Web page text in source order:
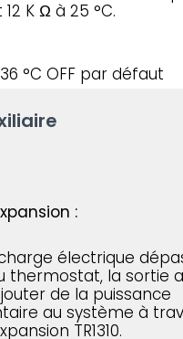
K Ω à 25 °C.
°C OFF par défaut
:
électrique
thermostat, la sortie
de la puissance
au système à
TR1310.